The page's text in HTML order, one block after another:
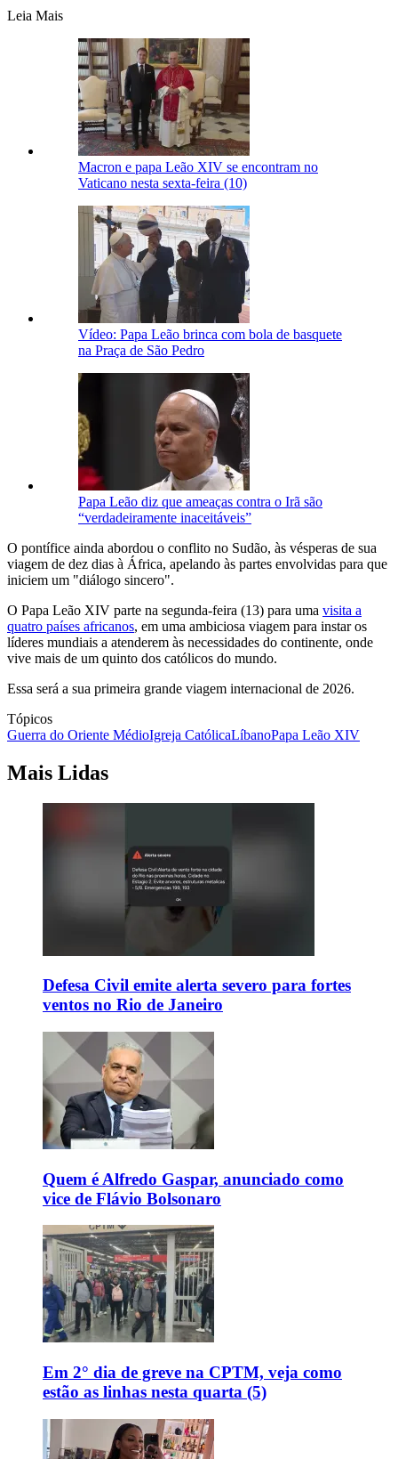
Leia Mais
Macron e papa Leão XIV se encontram no
Vaticano nesta sexta-feira (10)
Vídeo: Papa Leão brinca com bola de basquete
na Praça de São Pedro
Papa Leão diz que ameaças contra o Irã são
“verdadeiramente inaceitáveis”
O pontífice ainda abordou o conflito no Sudão, às vésperas de sua
viagem de dez dias à África, apelando às partes envolvidas para que
iniciem um "diálogo sincero".
O Papa Leão XIV parte na segunda-feira (13) para uma visita a
quatro países africanos, em uma ambiciosa viagem para instar os
líderes mundiais a atenderem às necessidades do continente, onde
vive mais de um quinto dos católicos do mundo.
Essa será a sua primeira grande viagem internacional de 2026.
Tópicos
Guerra do Oriente MédioIgreja CatólicaLíbanoPapa Leão XIV
Mais Lidas
Defesa Civil emite alerta severo para fortes
ventos no Rio de Janeiro
Quem é Alfredo Gaspar, anunciado como
vice de Flávio Bolsonaro
Em 2° dia de greve na CPTM, veja como
estão as linhas nesta quarta (5)